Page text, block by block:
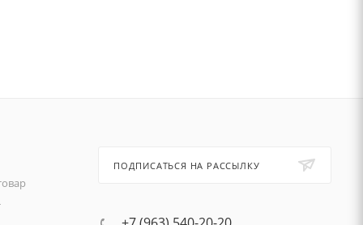
ПОДПИСАТЬСЯ НА РАССЫЛКУ